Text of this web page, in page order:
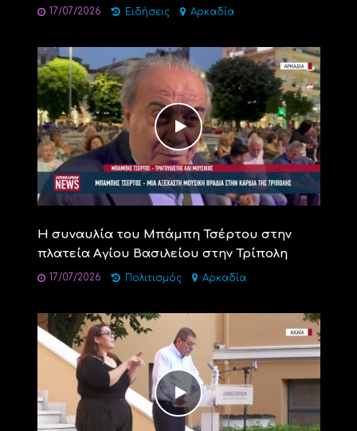
17/07/2026 Ειδήσεις Αρκαδία
Η συναυλία του Μπάμπη Τσέρτου στην
πλατεία Αγίου Βασιλείου στην Τρίπολη
17/07/2026 Πολιτισμός Αρκαδία